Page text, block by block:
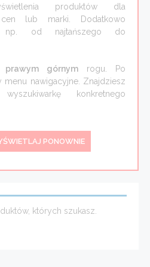
produktów dla
lub marki. Dodatkowo
np. od najtańszego do
prawym górnymrogu. Po
menu nawigacyjne. Znajdziesz
konkretnego
PONOWNIE
których szukasz.
6